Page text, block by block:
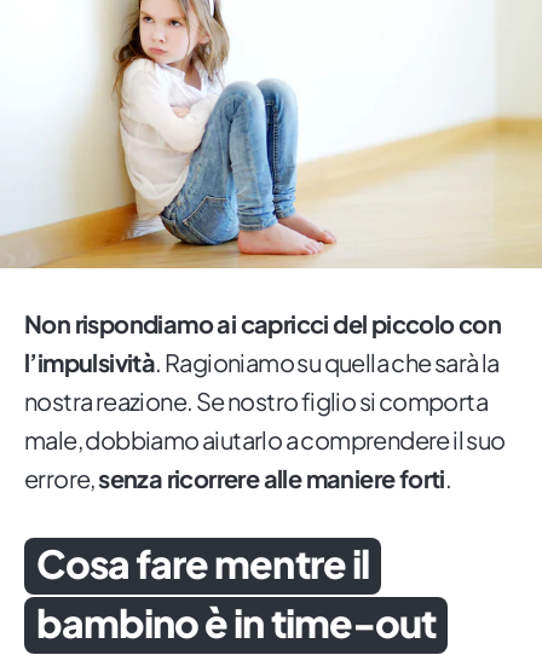
Non rispondiamo ai capricci del piccolo con
l’impulsività. Ragioniamo su quella che sarà la
nostra reazione. Se nostro figlio si comporta
male, dobbiamo aiutarlo a comprendere il suo
errore,senza ricorrere alle maniere forti.
Cosa fare mentre il
bambino è in time-out